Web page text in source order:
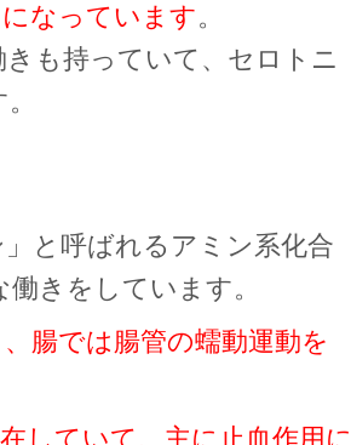
なっています。
持っていて、セロトニ
と呼ばれるアミン系化合
きをしています。
腸では腸管の蠕動運動を
していて、主に止血作用に